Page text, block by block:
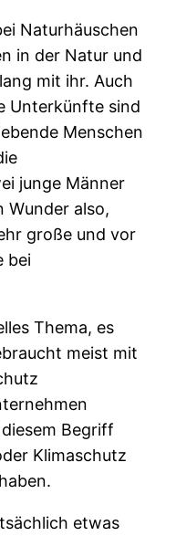
Naturhäuschen
in der Natur und
mit ihr. Auch
Unterkünfte sind
Menschen
junge Männer
Wunder also,
große und vor
bei
Thema, es
meist mit
Begriff
Klimaschutz
etwas